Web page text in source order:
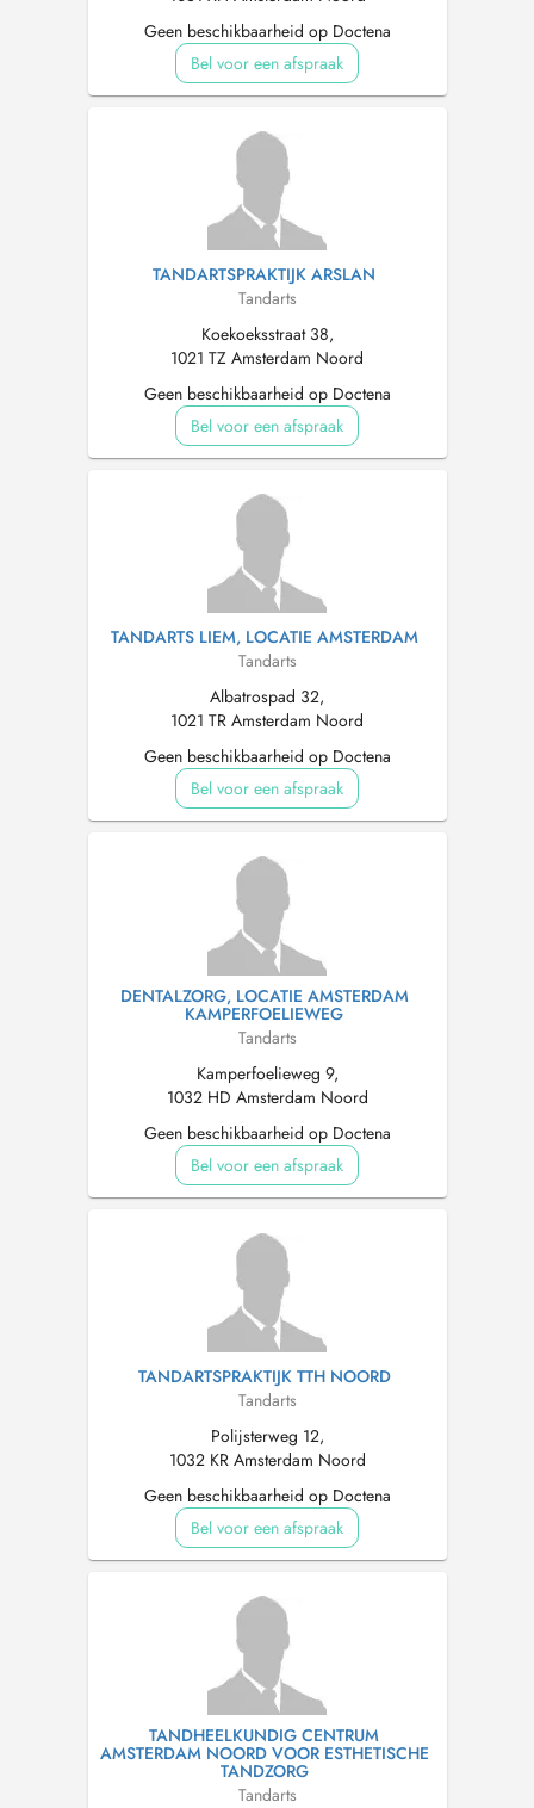
Geen beschikbaarheid op Doctena
Bel voor een afspraak
TANDARTSPRAKTIJK ARSLAN
Tandarts
Koekoeksstraat 38,
1021 TZ Amsterdam Noord
Geen beschikbaarheid op Doctena
Bel voor een afspraak
TANDARTS LIEM, LOCATIE AMSTERDAM
Tandarts
Albatrospad 32,
1021 TR Amsterdam Noord
Geen beschikbaarheid op Doctena
Bel voor een afspraak
DENTALZORG, LOCATIE AMSTERDAM
KAMPERFOELIEWEG
Tandarts
Kamperfoelieweg 9,
1032 HD Amsterdam Noord
Geen beschikbaarheid op Doctena
Bel voor een afspraak
TANDARTSPRAKTIJK TTH NOORD
Tandarts
Polijsterweg 12,
1032 KR Amsterdam Noord
Geen beschikbaarheid op Doctena
Bel voor een afspraak
TANDHEELKUNDIG CENTRUM
AMSTERDAM NOORD VOOR ESTHETISCHE
TANDZORG
Tandarts